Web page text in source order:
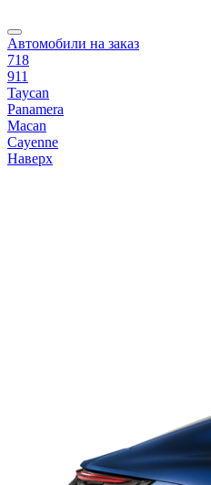
Автомобили на заказ
718
911
Taycan
Panamera
Macan
Cayenne
Наверх